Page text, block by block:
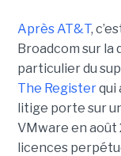
Après AT&T,
Broadcom sur
particulier du
The Registerqui
litige porte sur
VMware en août
licences